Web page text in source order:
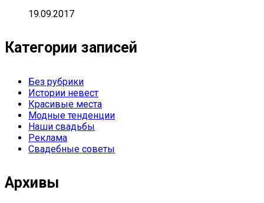
19.09.2017
Категории записей
Без рубрики
Истории невест
Красивые места
Модные тенденции
Наши свадьбы
Реклама
Свадебные советы
Архивы